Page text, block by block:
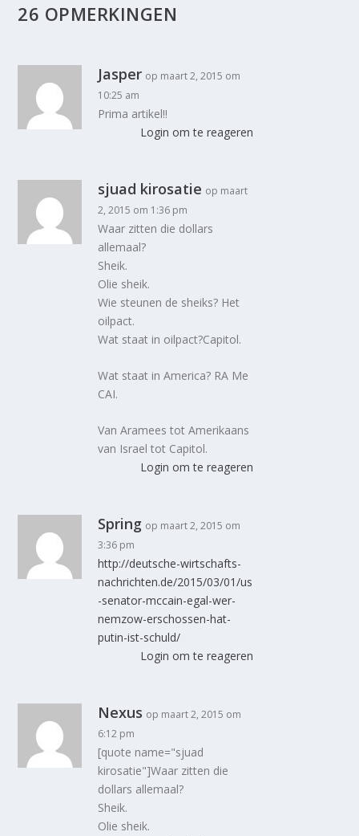
26 OPMERKINGEN
Jasper op maart 2, 2015 om
10:25 am
Prima artikel!!
Login om te reageren
sjuad kirosatie op maart
2, 2015 om 1:36 pm
Waar zitten die dollars
allemaal?
Sheik.
Olie sheik.
Wie steunen de sheiks? Het
oilpact.
Wat staat in oilpact?Capitol.
Wat staat in America? RA Me
CAI.
Van Aramees tot Amerikaans
van Israel tot Capitol.
Login om te reageren
Spring op maart 2, 2015 om
3:36 pm
http://deutsche-wirtschafts-
nachrichten.de/2015/03/01/us
-senator-mccain-egal-wer-
nemzow-erschossen-hat-
putin-ist-schuld/
Login om te reageren
Nexus op maart 2, 2015 om
6:12 pm
[quote name="sjuad
kirosatie"]Waar zitten die
dollars allemaal?
Sheik.
Olie sheik.